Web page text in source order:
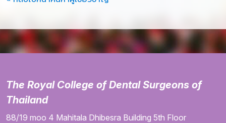
The Royal College of Dental Surgeons of
Thailand
88/19 moo 4 Mahitala Dhibesra Building 5th Floor